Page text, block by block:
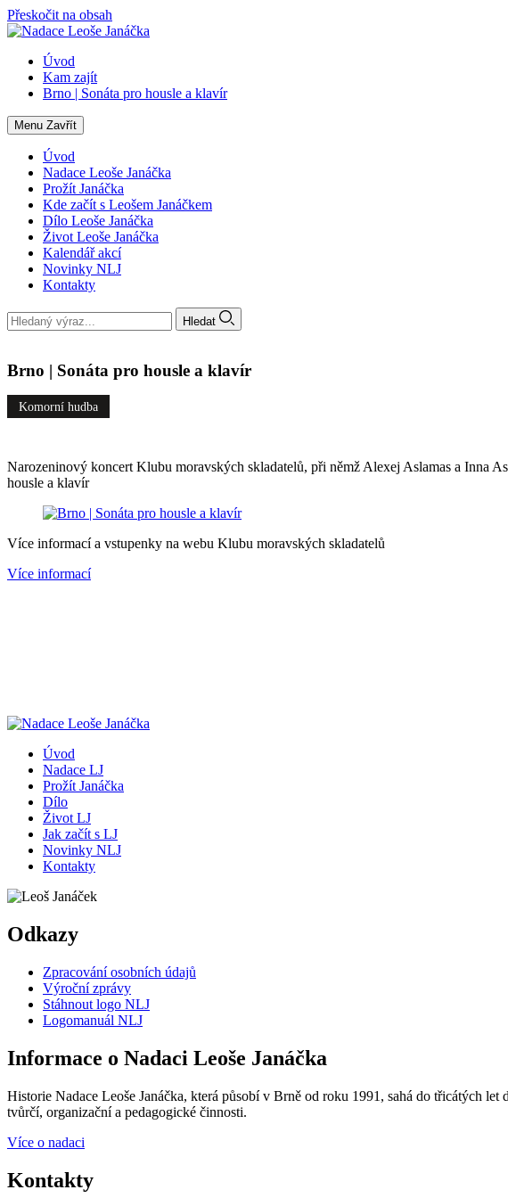
Přeskočit na obsah
Úvod
Kam zajít
Brno | Sonáta pro housle a klavír
Menu Zavřít
Úvod
Nadace Leoše Janáčka
Prožít Janáčka
Kde začít s Leošem Janáčkem
Dílo Leoše Janáčka
Život Leoše Janáčka
Kalendář akcí
Novinky NLJ
Kontakty
Hledat
Brno | Sonáta pro housle a klavír
Komorní hudba
Narozeninový koncert Klubu moravských skladatelů, při němž Alexej Aslamas a Inna
housle a klavír
Více informací a vstupenky na webu Klubu moravských skladatelů
Více informací
Úvod
Nadace LJ
Prožít Janáčka
Dílo
Život LJ
Jak začít s LJ
Novinky NLJ
Kontakty
Odkazy
Zpracování osobních údajů
Výroční zprávy
Stáhnout logo NLJ
Logomanuál NLJ
Informace o Nadaci Leoše Janáčka
Historie Nadace Leoše Janáčka, která působí v Brně od roku 1991, sahá do třicátých
tvůrčí, organizační a pedagogické činnosti.
Více o nadaci
Kontakty